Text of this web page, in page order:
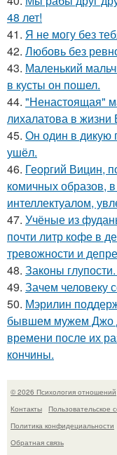
48 лет!
41. Я не могу без
42. Любовь без
43. Маленький
в кусты он пошел.
44. "Ненастоящая"
лихалатова в
45. Он один в дикую
ушёл.
46. Георгий Вицин,
комичных образов,
интеллектуалом,
47. Учёные из
почти литр кофе в
тревожности и
48. Законы
49. Зачем человеку
50. Мэрилин
бывшем мужем Джо
времени после их
кончины.
© 2026 Психология отношений
Контакты
Пользовательское
Политика конфидециальности
Обратная связь